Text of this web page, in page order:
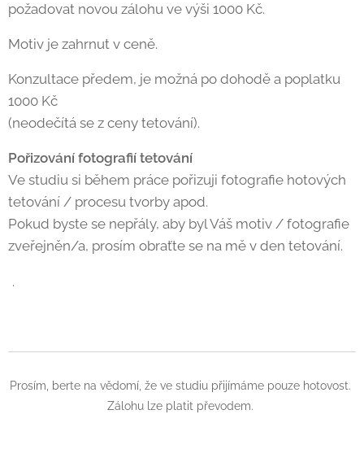
požadovat novou zálohu ve výši 1000 Kč.
Motiv je zahrnut v ceně.
Konzultace předem, je možná po dohodě a poplatku
1000 Kč
(neodečítá se z ceny tetování).
Pořizování fotografií tetování
Ve studiu si během práce pořizuji fotografie hotových
tetování / procesu tvorby apod.
Pokud byste se nepřály, aby byl Váš motiv / fotografie
zveřejněn/a, prosím obraťte se na mě v den tetování.
.
Prosím, berte na vědomí, že ve studiu přijímáme pouze hotovost.
Zálohu lze platit převodem.